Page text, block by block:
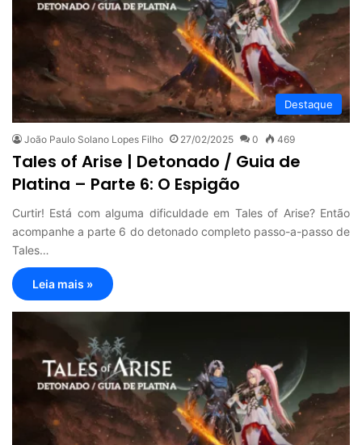
Destaque
João Paulo Solano Lopes Filho 27/02/2025 0 469
Tales of Arise | Detonado / Guia de
Platina – Parte 6: O Espigão
Curtir! Está com alguma dificuldade em Tales of Arise? Então
acompanhe a parte 6 do detonado completo passo-a-passo de
Tales…
Leia mais »